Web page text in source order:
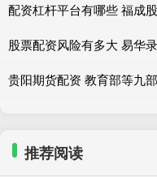
配资杠杆平台有哪些 福成
股票配资风险有多大 易华
推荐阅读